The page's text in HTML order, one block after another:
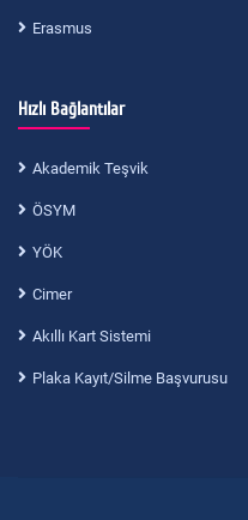
Erasmus
Hızlı Bağlantılar
Akademik Teşvik
ÖSYM
YÖK
Cimer
Akıllı Kart Sistemi
Plaka Kayıt/Silme Başvurusu